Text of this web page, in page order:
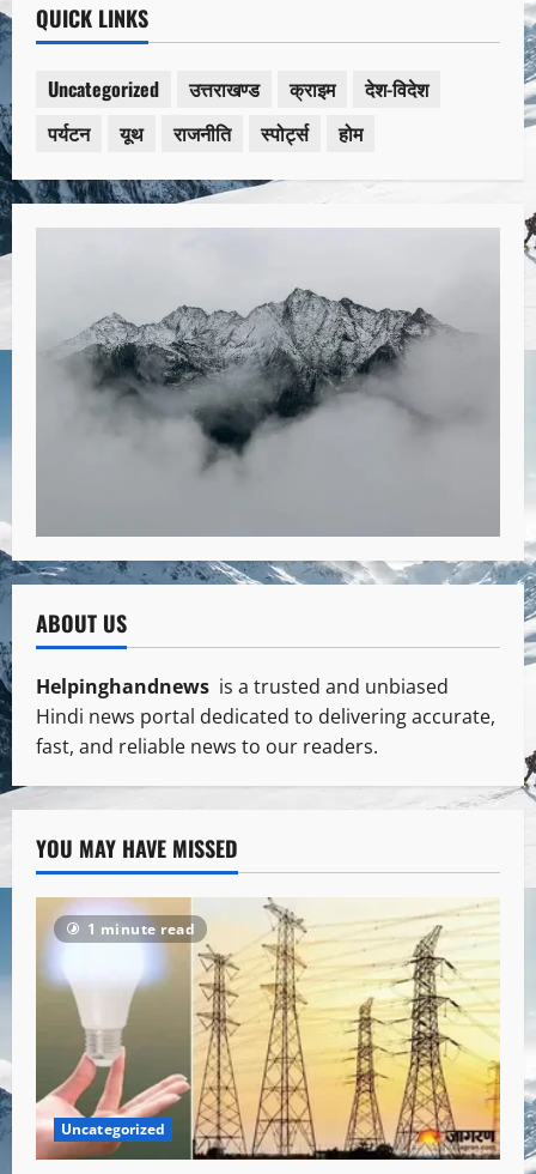
QUICK LINKS
Uncategorized उत्तराखण्ड क्राइम
देश-विदेश
पर्यटन
यूथ राजनीति स्पोर्ट्स होम
ABOUT US
Helpinghandnews is a trusted and unbiased
Hindi news portal dedicated to delivering accurate,
fast, and reliable news to our readers.
YOU MAY HAVE MISSED
1 minute read
Uncategorized